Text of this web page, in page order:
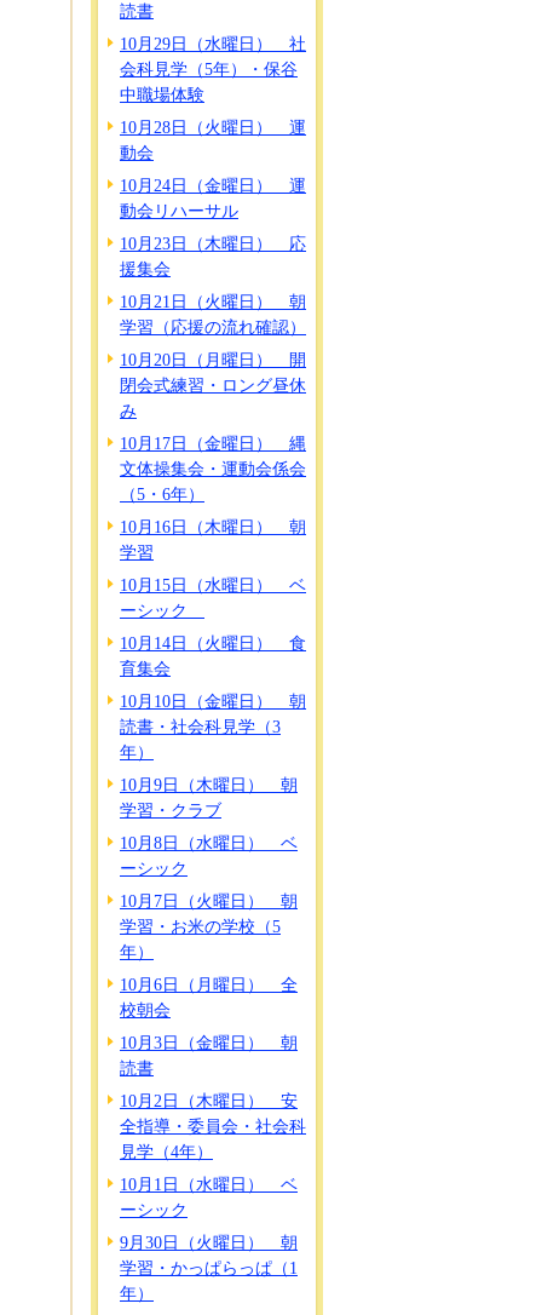
読書
10月29日（水曜日） 社
会科見学（5年）・保谷
中職場体験
10月28日（火曜日） 運
動会
10月24日（金曜日） 運
動会リハーサル
10月23日（木曜日） 応
援集会
10月21日（火曜日） 朝
学習（応援の流れ確認）
10月20日（月曜日） 開
閉会式練習・ロング昼休
み
10月17日（金曜日） 縄
文体操集会・運動会係会
（5・6年）
10月16日（木曜日） 朝
学習
10月15日（水曜日） ベ
ーシック
10月14日（火曜日） 食
育集会
10月10日（金曜日） 朝
読書・社会科見学（3
年）
10月9日（木曜日） 朝
学習・クラブ
10月8日（水曜日） ベ
ーシック
10月7日（火曜日） 朝
学習・お米の学校（5
年）
10月6日（月曜日） 全
校朝会
10月3日（金曜日） 朝
読書
10月2日（木曜日） 安
全指導・委員会・社会科
見学（4年）
10月1日（水曜日） ベ
ーシック
9月30日（火曜日） 朝
学習・かっぱらっぱ（1
年）